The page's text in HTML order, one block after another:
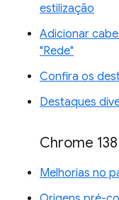
estilização
Adicionar
"Rede"
Confira os
Destaques
Chrome 138
Melhorias no